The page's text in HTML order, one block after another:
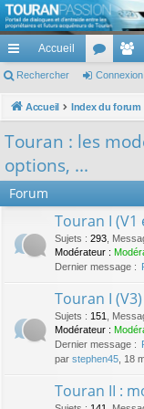
TouranPassion
Le forum des propriétaires ou
cc
ès
Accueil
or
u
e
m
Rechercher Connexion
Accueil Index du forum
Touran : les
options, ...
Forum
Touran I (V1
Sujets : 293
Modérateur :
Dernier message :
Touran I
Sujets : 151
Modérateur :
Dernier message :
par stephen45 , 18
Touran II :